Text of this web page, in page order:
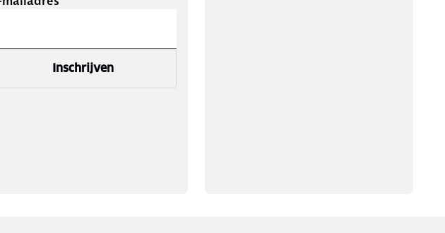
Inschrijven